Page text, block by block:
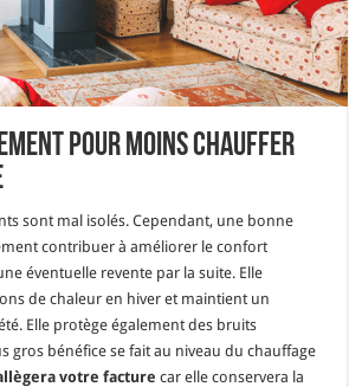
pour moins chauffer
sont mal isolés. Cependant, une bonne
contribuer à améliorer le confort
éventuelle revente par la suite. Elle
de chaleur en hiver et maintient un
Elle protège également des bruits
gros bénéfice se fait au niveau du chauffage
votre facture car elle conservera la